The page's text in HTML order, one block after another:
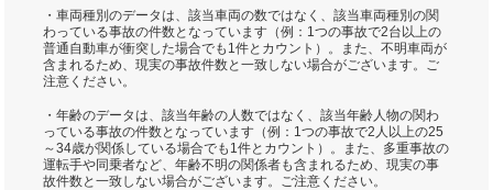
・車両種別のデータは、該当車両の数ではなく、該当車両種別の関
わっている事故の件数となっています（例：1つの事故で2台以上の
普通自動車が衝突した場合でも1件とカウント）。また、不明車両が
含まれるため、現実の事故件数と一致しない場合がございます。ご
注意ください。
・年齢のデータは、該当年齢の人数ではなく、該当年齢人物の関わ
っている事故の件数となっています（例：1つの事故で2人以上の25
～34歳が関係している場合でも1件とカウント）。また、多重事故の
運転手や同乗者など、年齢不明の関係者も含まれるため、現実の事
故件数と一致しない場合がございます。ご注意ください。